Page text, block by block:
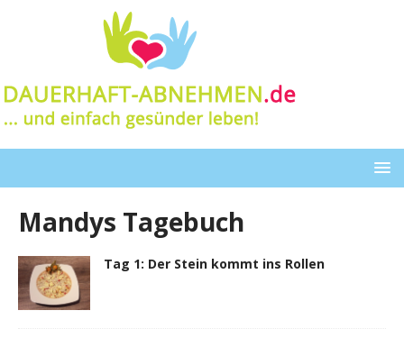
Mandys Tagebuch
Tag 1: Der Stein kommt ins Rollen